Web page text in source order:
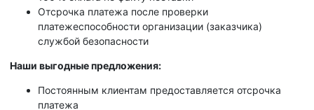
Отсрочка платежа после проверки
платежеспособности организации (заказчика)
службой безопасности
Наши выгодные предложения:
Постоянным клиентам предоставляется отсрочка
платежа